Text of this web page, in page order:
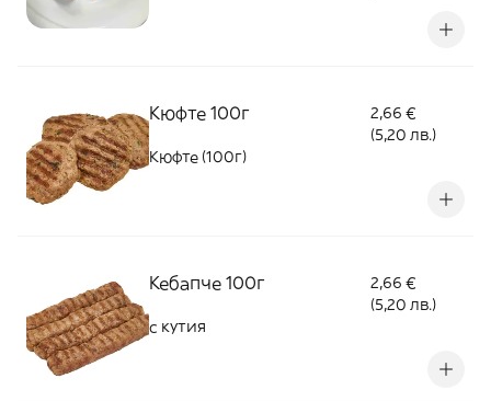
Кюфте 100г
2,66 €
(5,20 лв.)
Кюфте (100г)
Кебапче 100г
2,66 €
(5,20 лв.)
с кутия